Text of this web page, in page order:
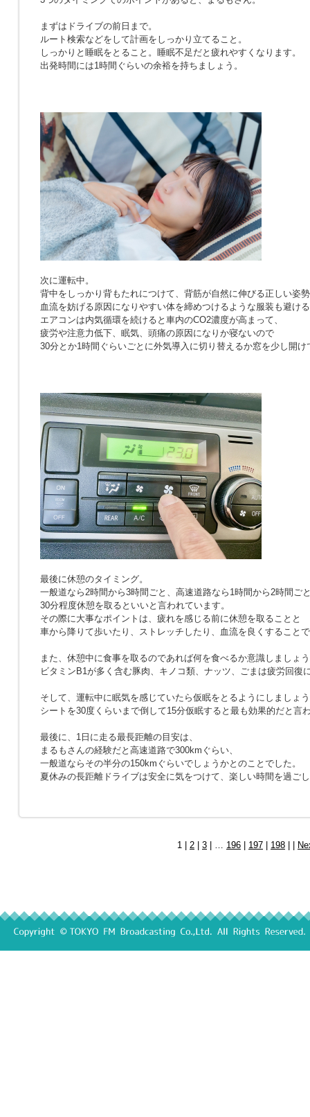
まずはドライブの前日まで。
ルート検索などをして計画をしっかり立てること。
しっかりと睡眠をとること。睡眠不足だと疲れやすくなります。
出発時間には1時間ぐらいの余裕を持ちましょう。
次に運転中。
背中をしっかり背もたれにつけて、背筋が自然に伸びる正しい姿
血流を妨げる原因になりやすい体を締めつけるような服装も避け
エアコンは内気循環を続けると車内のCO2濃度が高まって、
疲労や注意力低下、眠気、頭痛の原因になりか寝ないので
30分とか1時間ぐらいごとに外気導入に切り替えるか窓を少し開け
最後に休憩のタイミング。
一般道なら2時間から3時間ごと、高速道路なら1時間から2時間ご
30分程度休憩を取るといいと言われています。
その際に大事なポイントは、疲れを感じる前に休憩を取ることと
車から降りて歩いたり、ストレッチしたり、血流を良くすること
また、休憩中に食事を取るのであれば何を食べるか意識しましょ
ビタミンB1が多く含む豚肉、キノコ類、ナッツ、ごまは疲労回復
そして、運転中に眠気を感じていたら仮眠をとるようにしましょ
シートを30度くらいまで倒して15分仮眠すると最も効果的だと言
最後に、1日に走る最長距離の目安は、
まるもさんの経験だと高速道路で300kmぐらい、
一般道ならその半分の150kmぐらいでしょうかとのことでした。
夏休みの長距離ドライブは安全に気をつけて、楽しい時間を過ご
1 | 2 3 | … 196 197 198